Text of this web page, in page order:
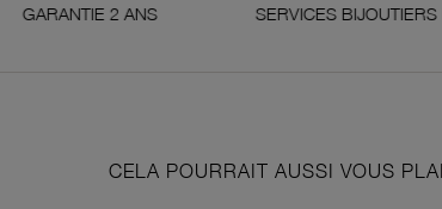
SERVICES BIJOUTIERS ET HORLOGERS
CELA POURRAIT AUSSI VOUS